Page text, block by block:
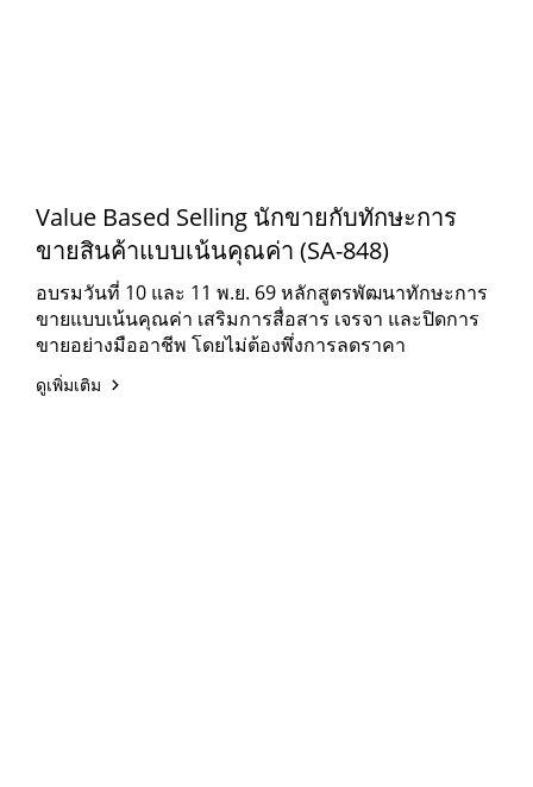
Value Based Selling นักขายกับทักษะการ
ขายสินค้าแบบเน้นคุณค่า (SA-848)
อบรมวันที่ 10 และ 11 พ.ย. 69 หลักสูตรพัฒนาทักษะการ
ขายแบบเน้นคุณค่า เสริมการสื่อสาร เจรจา และปิดการ
ขายอย่างมืออาชีพ โดยไม่ต้องพึ่งการลดราคา
ดูเพิ่มเติม